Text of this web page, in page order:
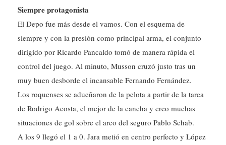
El Depo fue más desde el vamos. Con el esquema de
siempre y con la presión como principal arma, el conjunto
dirigido por Ricardo Pancaldo tomó de manera rápida el
control del juego. Al minuto, Musson cruzó justo tras un
muy buen desborde el incansable Fernando Fernández.
Los roquenses se adueñaron de la pelota a partir de la tarea
de Rodrigo Acosta, el mejor de la cancha y creo muchas
situaciones de gol sobre el arco del seguro Pablo Schab.
A los 9 llegó el 1 a 0. Jara metió en centro perfecto y López
metió el cabezazo debajo del arco para desatar el primer